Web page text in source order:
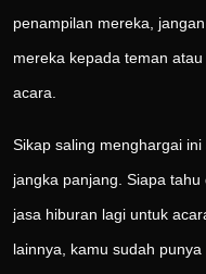
penampilan mereka,
mereka kepada teman
acara.
Sikap saling menghargai
jangka panjang. Siapa
jasa hiburan lagi untuk
lainnya, kamu sudah